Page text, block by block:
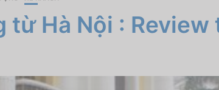
từ Hà Nội : Review